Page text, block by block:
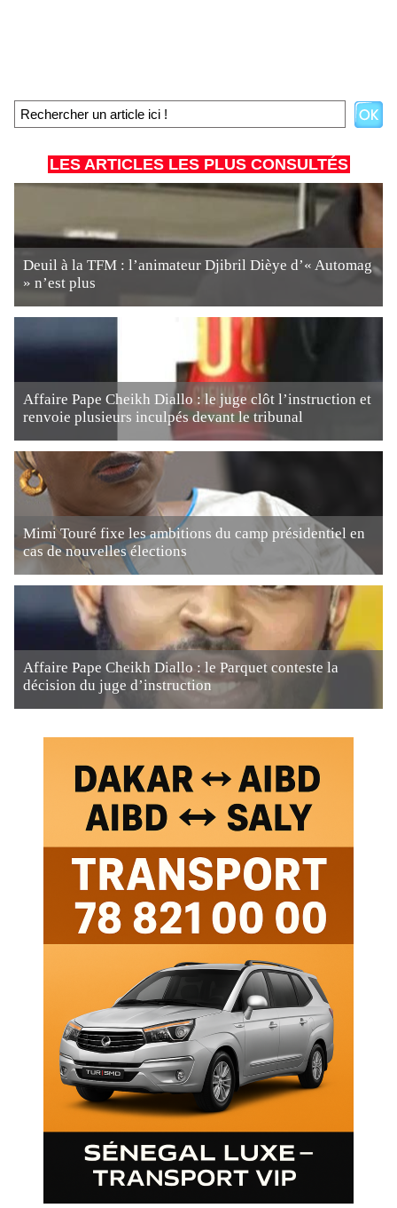
LES ARTICLES LES PLUS CONSULTÉS
Deuil à la TFM : l’animateur Djibril Dièye d’« Automag
» n’est plus
Affaire Pape Cheikh Diallo : le juge clôt l’instruction et
renvoie plusieurs inculpés devant le tribunal
Mimi Touré fixe les ambitions du camp présidentiel en
cas de nouvelles élections
Affaire Pape Cheikh Diallo : le Parquet conteste la
décision du juge d’instruction